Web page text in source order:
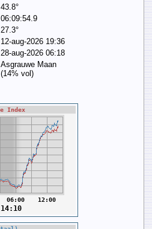
43.8°
06:09:54.9
27.3°
12-aug-2026 19:36
28-aug-2026 06:18
Asgrauwe Maan
(14% vol)